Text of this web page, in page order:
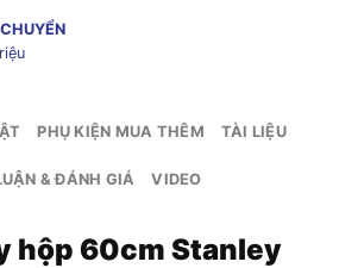
PHỤ KIỆN MUA THÊM TÀI LIỆU
& ĐÁNH GIÁ VIDEO
hộp 60cm Stanley